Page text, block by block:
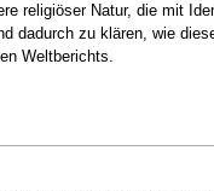
religiöser Natur, die mit
dadurch zu klären, wie
Weltberichts.